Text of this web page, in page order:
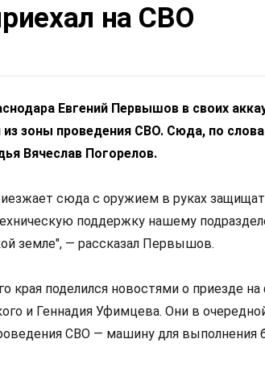
на СВО
Евгений Первышов в своих
зоны проведения СВО. Сюда, по
Вячеслав Погорелов.
сюда с оружием в руках
поддержку нашему
земле", — рассказал Первышов.
края поделился новостями о приезде на
и Геннадия Уфимцева. Они в
СВО — машину для выполнения